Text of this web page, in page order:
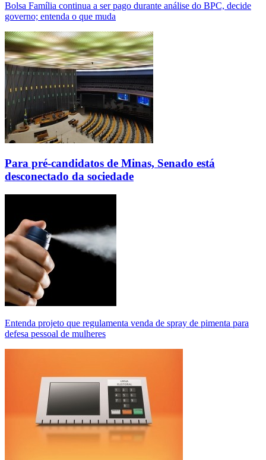
Bolsa Família continua a ser pago durante análise do BPC, decide
governo; entenda o que muda
Para pré-candidatos de Minas, Senado está
desconectado da sociedade
Entenda projeto que regulamenta venda de spray de pimenta para
defesa pessoal de mulheres